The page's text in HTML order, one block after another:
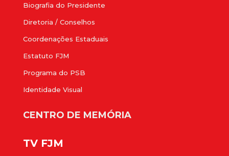
Biografia do Presidente
Diretoria / Conselhos
Coordenações Estaduais
Estatuto FJM
Programa do PSB
Identidade Visual
CENTRO DE MEMÓRIA
TV FJM